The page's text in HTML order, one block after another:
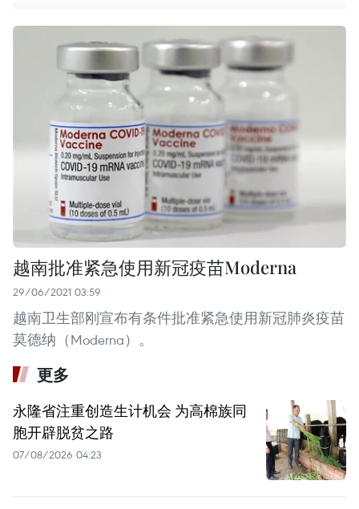
越南批准紧急使用新冠疫苗Moderna
29/06/2021 03:59
越南卫生部刚宣布有条件批准紧急使用新冠肺炎疫苗
莫德纳（Moderna）。
更多
永隆省注重创造生计机会 为高棉族同
胞开辟脱贫之路
07/08/2026 04:23